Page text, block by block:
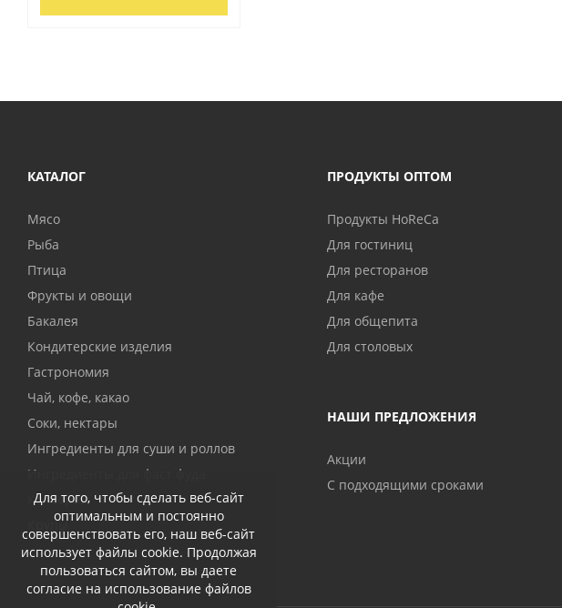
Для того, чтобы сделать веб-сайт
оптимальным и постоянно
совершенствовать его, наш веб-сайт
использует файлы cookie. Продолжая
пользоваться сайтом, вы даете
согласие на использование файлов
КАТАЛОГ
Мясо
Рыба
Птица
Фрукты и овощи
Бакалея
Кондитерские изделия
Гастрономия
Чай, кофе, какао
Соки, нектары
Ингредиенты для суши и роллов
Ингредиенты для фаст фуда
Консервы
Крупы
ПРОДУКТЫ ОПТОМ
Продукты HoReCa
Для гостиниц
Для ресторанов
Для кафе
Для общепита
Для столовых
НАШИ ПРЕДЛОЖЕНИЯ
Акции
С подходящими сроками